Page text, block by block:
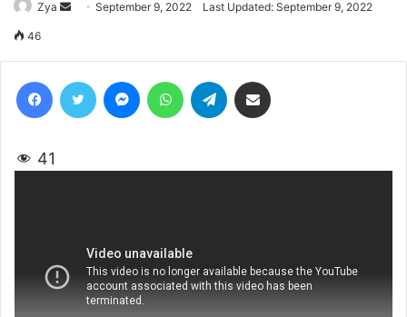
Zya
SendSeptember 9, 2022 Last Updated: September 9, 2022
46
41